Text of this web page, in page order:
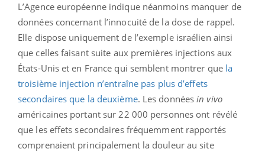
L’Agence européenne indique néanmoins manquer de
données concernant l’innocuité de la dose de rappel.
Elle dispose uniquement de l’exemple israélien ainsi
que celles faisant suite aux premières injections aux
États-Unis et en France qui semblent montrer que la
troisième injection n’entraîne pas plus d’effets
secondaires que la deuxième. Les donnéesin vivo
américaines portant sur 22 000 personnes ont révélé
que les effets secondaires fréquemment rapportés
comprenaient principalement la douleur au site